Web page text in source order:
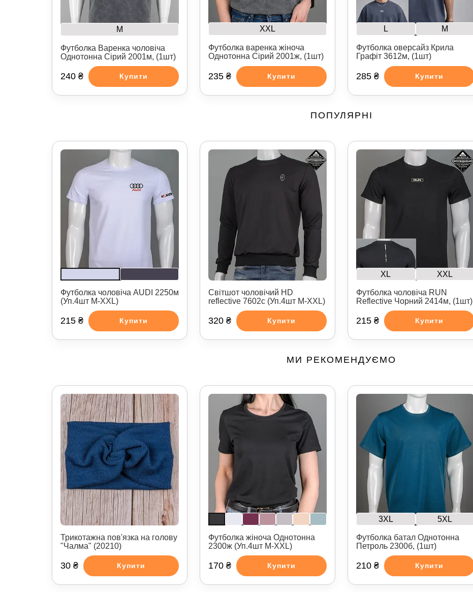
M
Футболка Варенка чоловіча
Однотонна Сірий 2001м, (1шт)
240 ₴ Купити
XXL
Футболка варенка жіноча
Однотонна Сірий 2001ж, (1шт)
235 ₴ Купити
L M
Футболка оверсайз Крила
Графіт 3612м, (1шт)
285 ₴ Купити
ПОПУЛЯРНІ
Футболка чоловіча AUDI 2250м
(Уп.4шт M-XXL)
215 ₴ Купити
Світшот чоловічий HD
reflective 7602с (Уп.4шт M-XXL)
320 ₴ Купити
XL XXL
Футболка чоловіча RUN
Reflective Чорний 2414м, (1шт)
215 ₴ Купити
МИ РЕКОМЕНДУЄМО
Трикотажна пов'язка на голову
"Чалма" (20210)
30 ₴ Купити
Футболка жіноча Однотонна
2300ж (Уп.4шт M-XXL)
170 ₴ Купити
3XL 5XL
Футболка батал Однотонна
Петроль 2300б, (1шт)
210 ₴ Купити